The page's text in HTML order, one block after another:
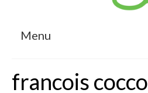
Menu
francois cocco